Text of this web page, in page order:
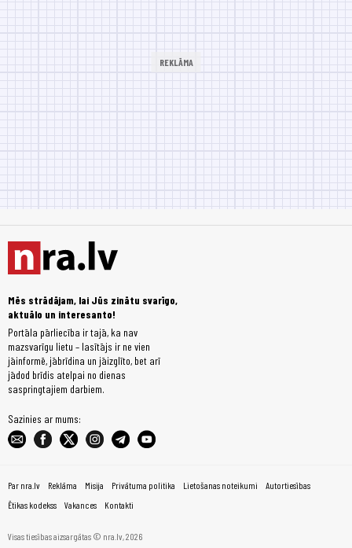
Mēs strādājam, lai Jūs zinātu svarīgo,
aktuālo un interesanto!
Portāla pārliecība ir tajā, ka nav
mazsvarīgu lietu – lasītājs ir ne vien
jāinformē, jābrīdina un jāizglīto, bet arī
jādod brīdis atelpai no dienas
saspringtajiem darbiem.
Sazinies ar mums:
Par nra.lv Reklāma Misija Privātuma politika Lietošanas noteikumi
Autortiesības
Ētikas kodekss
Vakances Kontakti
Visas tiesības aizsargātas © nra.lv, 2026